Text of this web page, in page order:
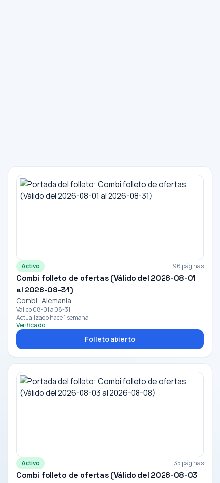
Activo 96 páginas
Combi folleto de ofertas (Válido del 2026-08-01
al 2026-08-31)
Combi · Alemania
Válido 08-01 a 08-31
Actualizado hace 1 semana
Verificado
Folleto abierto
Activo 35 páginas
Combi folleto de ofertas (Válido del 2026-08-03